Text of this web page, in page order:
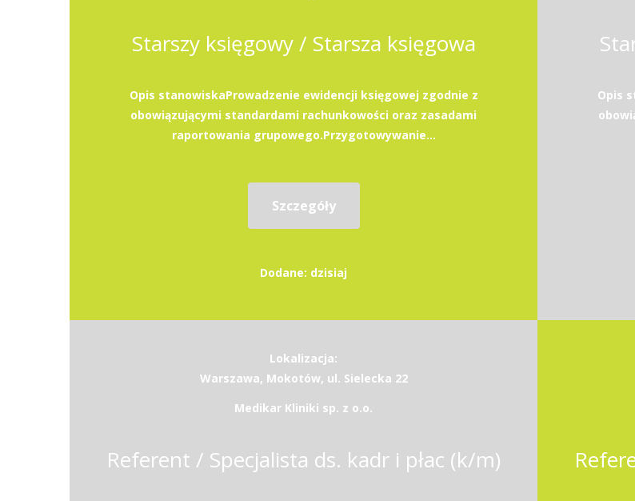
Starszy księgowy / Starsza księgowa
Opis stanowiskaProwadzenie ewidencji księgowej zgodnie z
obowiązującymi standardami rachunkowości oraz zasadami
raportowania grupowego.Przygotowywanie...
Szczegóły
Dodane: dzisiaj
Opis
Lokalizacja:
Warszawa, Mokotów, ul. Sielecka 22
Medikar Kliniki sp. z o.o.
Referent / Specjalista ds. kadr i płac (k/m)